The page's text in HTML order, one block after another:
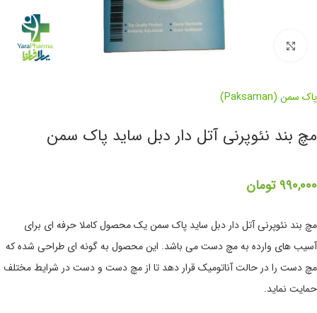
برای بزرگنمایی کلیک کنید
پاک سمن (Paksaman)
مچ بند نئوپرنی آتل دار دبل ساید پاک سمن
۹۹۰,۰۰۰ تومان
مچ بند نئوپرنی آتل دار دبل ساید پاک سمن یک محصول کاملا حرفه ای برای
آسیب های وارده به مچ دست می باشد. این محصول به گونه ای طراحی شده که
مچ دست را در حالت آناتومیک قرار دهد تا از مچ دست و دست در شرایط مختلف
حمایت نماید.